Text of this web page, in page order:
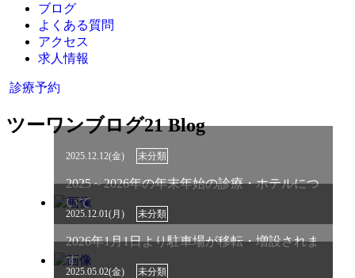
ブログ
よくある質問
アクセス
求人情報
診療予約
ツーワンブログ21 Blog
2025.12.12(金) 未分類
2025～2026年の年末年始の診療・ホテルにつ
いて
2025.12.01(月) 未分類
2026年1月1日より駐車場が移転・増設されま
す
2025.05.02(金) 未分類